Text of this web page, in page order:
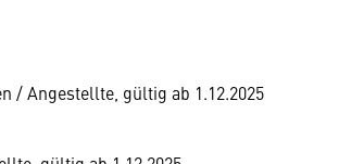
/ Angestellte, gültig ab 1.12.2025